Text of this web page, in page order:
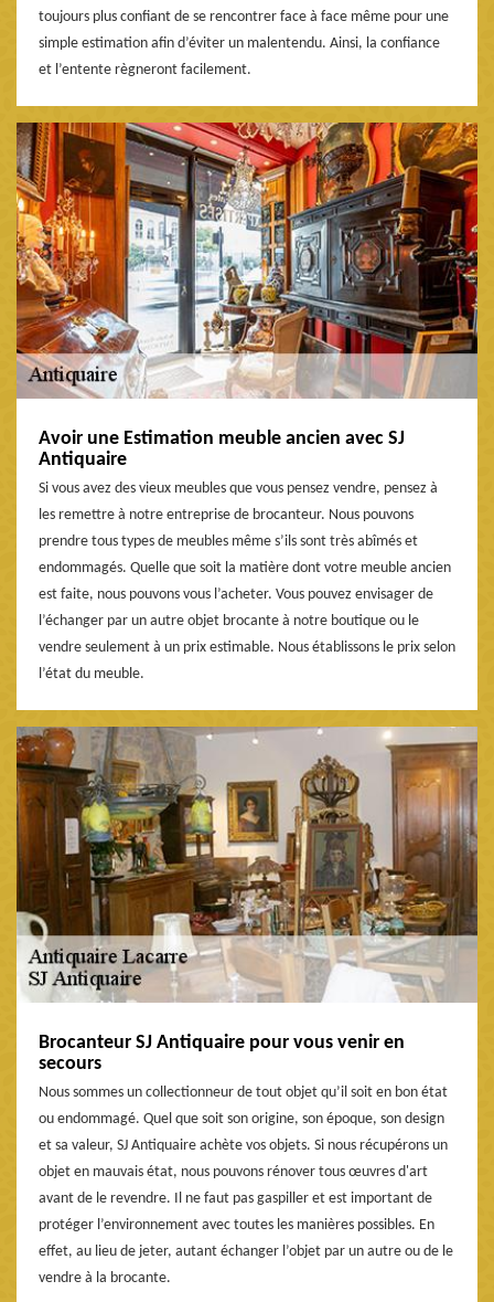
toujours plus confiant de se rencontrer face à face même pour une
simple estimation afin d’éviter un malentendu. Ainsi, la confiance
et l’entente règneront facilement.
Avoir une Estimation meuble ancien avec SJ
Antiquaire
Si vous avez des vieux meubles que vous pensez vendre, pensez à
les remettre à notre entreprise de brocanteur. Nous pouvons
prendre tous types de meubles même s’ils sont très abîmés et
endommagés. Quelle que soit la matière dont votre meuble ancien
est faite, nous pouvons vous l’acheter. Vous pouvez envisager de
l’échanger par un autre objet brocante à notre boutique ou le
vendre seulement à un prix estimable. Nous établissons le prix selon
l’état du meuble.
Brocanteur SJ Antiquaire pour vous venir en
secours
Nous sommes un collectionneur de tout objet qu’il soit en bon état
ou endommagé. Quel que soit son origine, son époque, son design
et sa valeur, SJ Antiquaire achète vos objets. Si nous récupérons un
objet en mauvais état, nous pouvons rénover tous œuvres d'art
avant de le revendre. Il ne faut pas gaspiller et est important de
protéger l’environnement avec toutes les manières possibles. En
effet, au lieu de jeter, autant échanger l’objet par un autre ou de le
vendre à la brocante.